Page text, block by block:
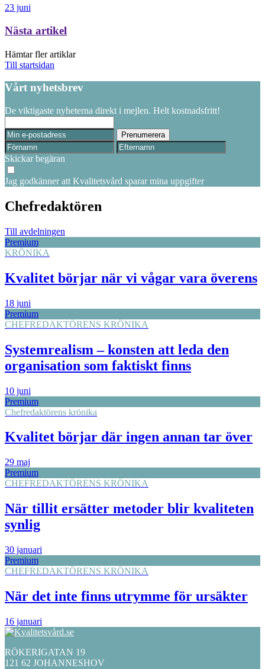
23 juni
Nästa artikel
Hämtar fler artiklar
Till startsidan
Vårt nyhetsbrev
De viktigaste nyheterna direkt i mejlen. Helt kostnadsfritt!
Skickar begäran
Jag godkänner att Kvalitetsvård sparar mina uppgifter
Chefredaktören
Till avdelningen
Premium
KRÖNIKA
Kvalitet börjar när vi vågar vara överens
18 juni
Premium
CHEFREDAKTÖRENS KRÖNIKA
Systemrealism – konsten att leda den
organisation som faktiskt finns
10 juni
Premium
Chefredaktörens krönika
Kvalitet börjar där ingen annan tar över
29 maj
Premium
CHEFREDAKTÖRENS KRÖNIKA
När tillit ersätter metoder blir kvaliteten
synlig
30 januari
Premium
CHEFREDAKTÖRENS KRÖNIKA
När det inte finns utrymme för ursäkter
16 januari
RÖKERIGATAN 19
121 62 JOHANNESHOV